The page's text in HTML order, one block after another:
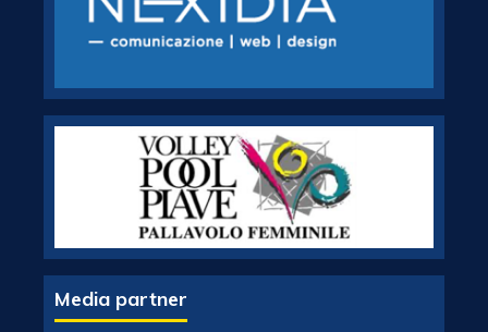
Media partner